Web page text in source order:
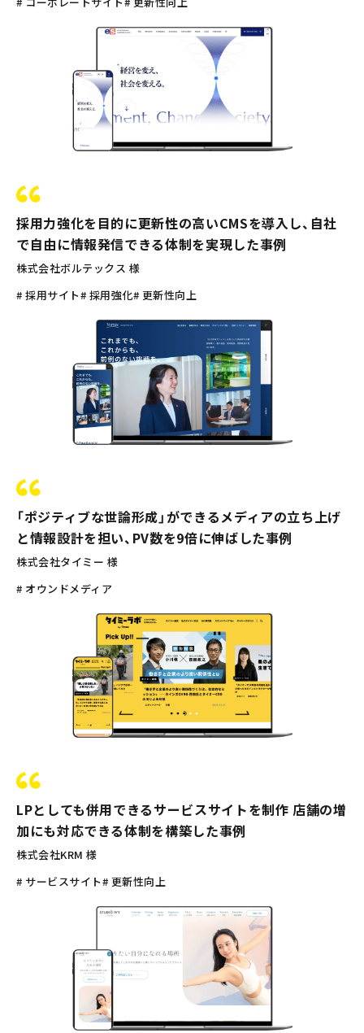
採用力強化を目的に更新性の高いCMSを導入し、自社
で自由に情報発信できる体制を実現した事例
株式会社ボルテックス 様
# 採用サイト# 採用強化# 更新性向上
「ポジティブな世論形成」ができるメディアの立ち上げ
と情報設計を担い、PV数を9倍に伸ばした事例
株式会社タイミー 様
# オウンドメディア
LPとしても併用できるサービスサイトを制作 店舗の増
加にも対応できる体制を構築した事例
株式会社KRM 様
# サービスサイト# 更新性向上